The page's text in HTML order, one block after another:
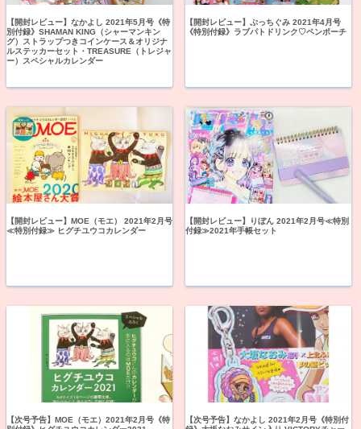
【開封レビュー】なかよし 2021年5月号《特
別付録》SHAMAN KING（シャーマンキン
グ）ストラップつきコインケース＆オリジナ
ルステッカーセット・TREASURE（トレジャ
ー）スペシャルカレンダー
【開封レビュー】ぷっちぐみ 2021年4月号
《特別付録》ラブパトドリンク♡ペンポーチ
【開封レビュー】MOE（モエ） 2021年2月号
≪特別付録≫ ヒグチユウコカレンダー
【開封レビュー】りぼん 2021年2月号≪特別
付録≫2021年手帳セット
【次号予告】MOE（モエ）2021年2月号《特
【次号予告】なかよし 2021年2月号《特別付